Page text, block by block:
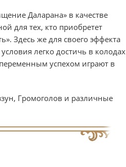
Даларана» в качестве
для тех, кто приобретет
Здесь же для своего эффекта
легко достичь в колодах
успехом играют в
Громоголов и различные